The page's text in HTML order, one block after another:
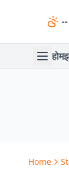
--
होम
Home